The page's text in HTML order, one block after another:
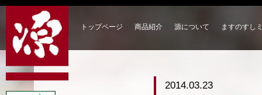
トップページ 商品紹介 源について ますのすし
2014.03.23